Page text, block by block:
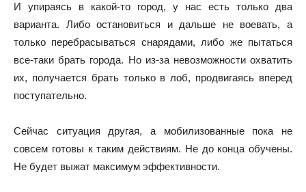
И упираясь в какой-то город, у нас есть только два
варианта. Либо остановиться и дальше не воевать, а
только перебрасываться снарядами, либо же пытаться
все-таки брать города. Но из-за невозможности охватить
их, получается брать только в лоб, продвигаясь вперед
поступательно.
Сейчас ситуация другая, а мобилизованные пока не
совсем готовы к таким действиям. Не до конца обучены.
Не будет выжат максимум эффективности.